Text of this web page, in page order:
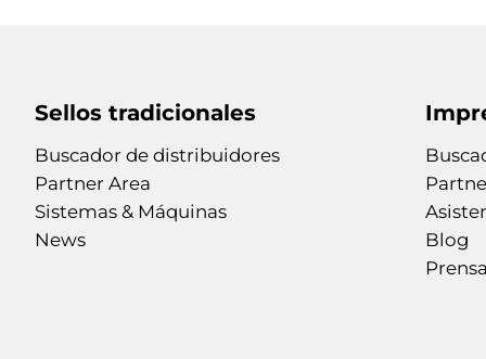
Sellos tradicionales
Buscador de distribuidores
Partner Area
Sistemas & Máquinas
News
Blog
Prensa